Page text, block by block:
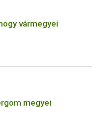
vármegyei
megyei